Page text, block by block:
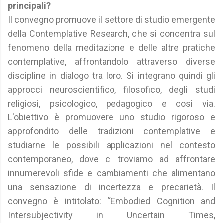
principali?
Il convegno promuove il settore di studio emergente
della Contemplative Research, che si concentra sul
fenomeno della meditazione e delle altre pratiche
contemplative, affrontandolo attraverso diverse
discipline in dialogo tra loro. Si integrano quindi gli
approcci neuroscientifico, filosofico, degli studi
religiosi, psicologico, pedagogico e così via.
L'obiettivo è promuovere uno studio rigoroso e
approfondito delle tradizioni contemplative e
studiarne le possibili applicazioni nel contesto
contemporaneo, dove ci troviamo ad affrontare
innumerevoli sfide e cambiamenti che alimentano
una sensazione di incertezza e precarietà. Il
convegno è intitolato: “Embodied Cognition and
Intersubjectivity in Uncertain Times,